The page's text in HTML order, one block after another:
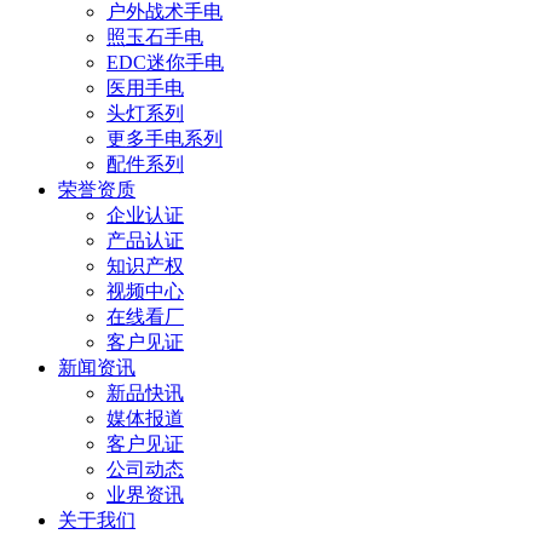
户外战术手电
照玉石手电
EDC迷你手电
医用手电
头灯系列
更多手电系列
配件系列
荣誉资质
企业认证
产品认证
知识产权
视频中心
在线看厂
客户见证
新闻资讯
新品快讯
媒体报道
客户见证
公司动态
业界资讯
关于我们